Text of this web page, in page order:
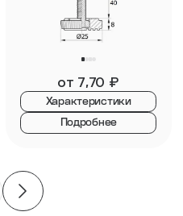
от 7,70 ₽
Характеристики
Подробнее